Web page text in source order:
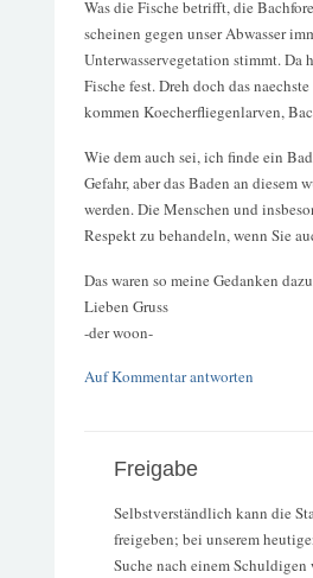
Was die Fische betrifft, die
scheinen gegen unser Abwasser
Unterwasservegetation stimmt. Da
Fische fest. Dreh doch das
kommen Koecherfliegenlarven,
Wie dem auch sei, ich finde ein
Gefahr, aber das Baden an diesem
werden. Die Menschen und
Respekt zu behandeln, wenn Sie
Das waren so meine Gedanken
Lieben Gruss
-der woon-
Auf Kommentar antworten
Freigabe
Selbstverständlich kann die
freigeben; bei unserem
Suche nach einem